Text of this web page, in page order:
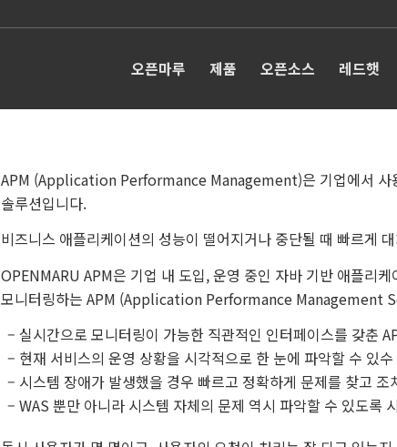
오픈마루 제품 오픈소스 레드햇
APM (Application Performance Management)은 기업에서 사
솔루션입니다.
비즈니스 애플리케이션의 성능이 떨어지거나 중단될 때 빠르게
OPENMARU APM은 기업 내 도입, 운영 중인 자바 기반 애플리
모니터링하는 APM (Application Performance Management
– 실시간으로 모니터링이 가능한 직관적인 인터페이스를 갖춘
– 현재 서비스의 운영 상황을 시각적으로 한 눈에 파악할 수 있
– 시스템 장애가 발생했을 경우 빠르고 정확하게 문제를 찾고 조
– WAS 뿐만 아니라 시스템 자체의 문제 역시 파악할 수 있도록